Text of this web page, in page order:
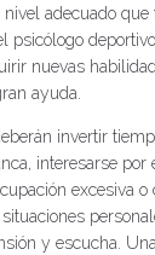
adecuado que
psicólogo
nuevas
ayuda.
invertir
interesarse por
excesiva o
y escucha.